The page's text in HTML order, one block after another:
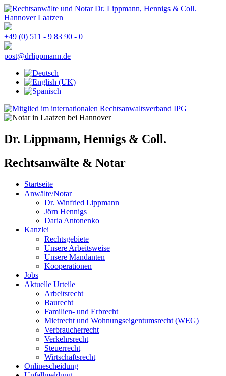
+49 (0) 511 - 9 83 90 - 0
post@drlippmann.de
Dr. Lippmann, Hennigs & Coll.
Rechtsanwälte & Notar
Startseite
Anwälte/Notar
Dr. Winfried Lippmann
Jörn Hennigs
Daria Antonenko
Kanzlei
Rechtsgebiete
Unsere Arbeitsweise
Unsere Mandanten
Kooperationen
Jobs
Aktuelle Urteile
Arbeitsrecht
Baurecht
Familien- und Erbrecht
Mietrecht und Wohnungseigentumsrecht (WEG)
Verbraucherrecht
Verkehrsrecht
Steuerrecht
Wirtschaftsrecht
Onlinescheidung